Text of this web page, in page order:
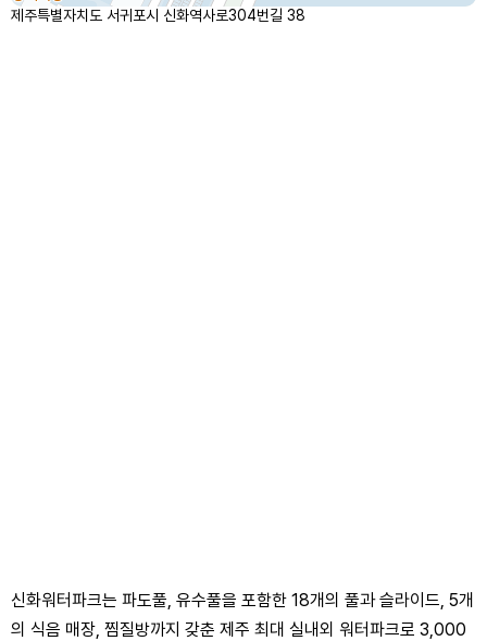
제주특별자치도 서귀포시 신화역사로304번길 38
신화워터파크는 파도풀, 유수풀을 포함한 18개의 풀과 슬라이드, 5개
의 식음 매장, 찜질방까지 갖춘 제주 최대 실내외 워터파크로 3,000